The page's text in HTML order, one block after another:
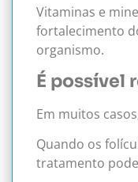
Vitaminas e
fortalecimento
organismo.
É possível
Em muitos
Quando os
tratamento